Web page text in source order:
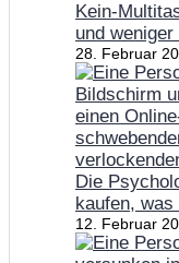
Kein-
und
28. Februar
Die
kaufen,
12. Februar